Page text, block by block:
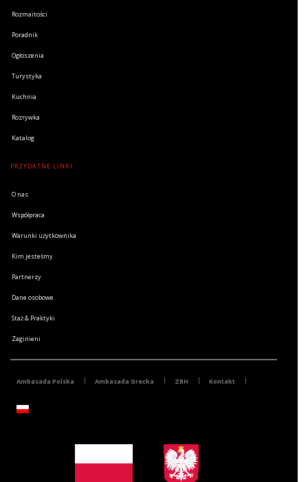
Rozmaitości
Poradnik
Ogłoszenia
Turystyka
Kuchnia
Rozrywka
Katalog
PRZYDATNE LINKI
O nas
Współpraca
Warunki użytkownika
Kim jesteśmy
Partnerzy
Dane osobowe
Staż & Praktyki
Zaginieni
Ambasada Polska Ambasada Grecka ZBH Kontakt